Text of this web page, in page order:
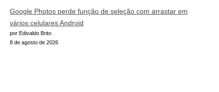
Google Photos perde função de seleção com arrastar em
vários celulares Android
por Edivaldo Brito
8 de agosto de 2026